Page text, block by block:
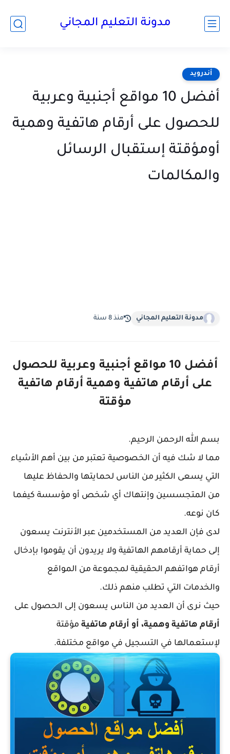
مدونة التعليم المجاني
أندرويد
أفضل 10 مواقع أجنبية وعربية
للحصول على أرقام هاتفية وهمية
أومؤقتة إستقبال الرسائل
والمكالمات
مدونة التعليم المجاني منذ 8 سنة
أفضل 10 مواقع أجنبية وعربية للحصول
على أرقام هاتفية وهمية أرقام هاتفية
مؤقتة
بسم الله الرحمن الرحيم.
مما لا شك فيه أن الخصوصية تعتبر من بين أهم الأشياء
التي يسعى الكثير من الناس لحمايتها والحفاظ عليها
من المتجسسين وإنتهاك أي شخص أو مؤسسة كيفما
كان نوعه.
لدى فإن العديد من المستخدمين عبر الأنترنت يسعون
إلى حماية أرقامهم الهاتفية ولا يريدون أن يقوموا بإدخال
أرقام هواتفهم الحقيقية لمجموعة من المواقع
والخدمات التي تطلب منهم ذلك.
حيث نرى أن العديد من الناس يسعون إلى الحصول على
أرقام هاتفية وهمية، أو أرقام هاتفية مؤقتة
لإستعمالها في التسجيل في مواقع مختلفة.